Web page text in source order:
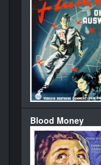
Blood Money